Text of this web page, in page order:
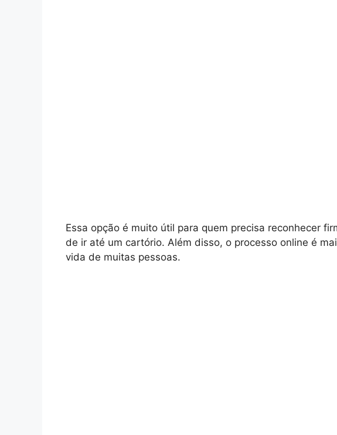
Essa opção é muito útil para quem precisa reconhecer
de ir até um cartório. Além disso, o processo online é
vida de muitas pessoas.